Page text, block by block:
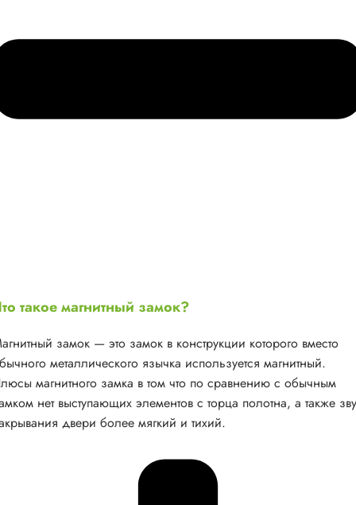
такое магнитный замок?
замок — это замок в конструкции которого вместо
металлического язычка используется магнитный.
магнитного замка в том что по сравнению с обычным
нет выступающих элементов с торца полотна, а также
двери более мягкий и тихий.